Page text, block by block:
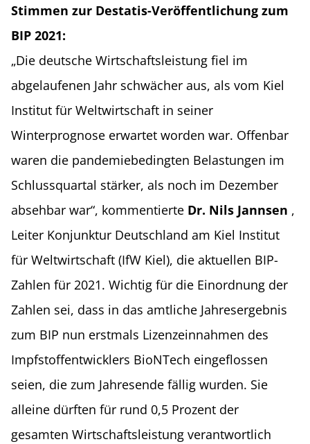
Stimmen zur Destatis-Veröffentlichung zum
BIP 2021:
„Die deutsche Wirtschaftsleistung fiel im
abgelaufenen Jahr schwächer aus, als vom Kiel
Institut für Weltwirtschaft in seiner
Winterprognose erwartet worden war. Offenbar
waren die pandemiebedingten Belastungen im
Schlussquartal stärker, als noch im Dezember
absehbar war“, kommentierte Dr. Nils Jannsen ,
Leiter Konjunktur Deutschland am Kiel Institut
für Weltwirtschaft (IfW Kiel), die aktuellen BIP-
Zahlen für 2021. Wichtig für die Einordnung der
Zahlen sei, dass in das amtliche Jahresergebnis
zum BIP nun erstmals Lizenzeinnahmen des
Impfstoffentwicklers BioNTech eingeflossen
seien, die zum Jahresende fällig wurden. Sie
alleine dürften für rund 0,5 Prozent der
gesamten Wirtschaftsleistung verantwortlich